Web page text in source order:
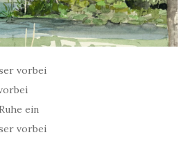
vorbei
ein
vorbei